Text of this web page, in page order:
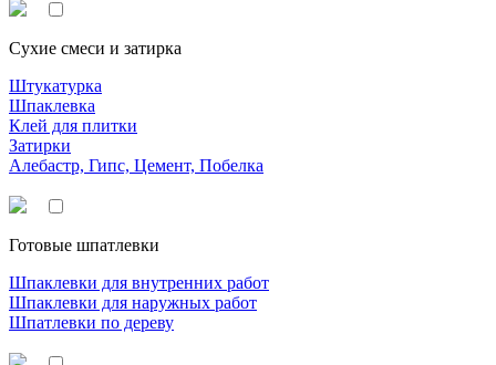
Сухие смеси и затирка
Штукатурка
Шпаклевка
Клей для плитки
Затирки
Алебастр, Гипс, Цемент, Побелка
Готовые шпатлевки
Шпаклевки для внутренних работ
Шпаклевки для наружных работ
Шпатлевки по дереву